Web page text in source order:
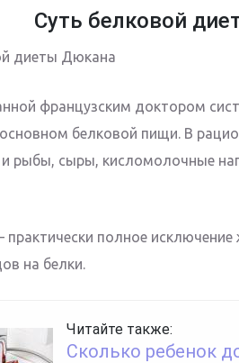
Суть белковой
французским доктором
белковой пищи. В
рыбы, сыры, кисломолочные
практически полное
на белки.
Читайте также:
Сколько ребенок